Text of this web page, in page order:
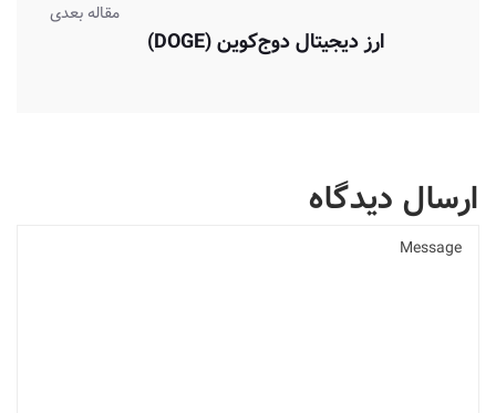
مقاله بعدی
ارز دیجیتال دوج‌کوین (DOGE)
ارسال دیدگاه